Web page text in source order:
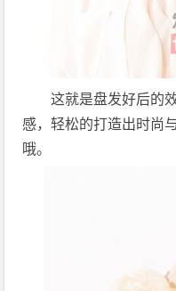
这就是盘发好后的
感，轻松的打造出时尚
哦。